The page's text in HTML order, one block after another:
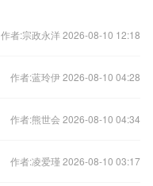
作者:宗政永洋 2026-08-10 12:18
作者:蓝玲伊 2026-08-10 04:28
作者:熊世会 2026-08-10 04:34
作者:凌爱瑾 2026-08-10 03:17